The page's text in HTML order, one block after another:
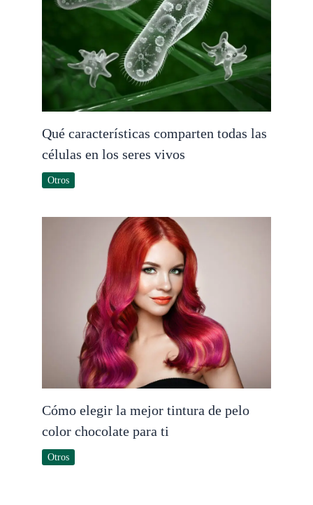
Qué características comparten todas las
células en los seres vivos
Otros
Cómo elegir la mejor tintura de pelo
color chocolate para ti
Otros